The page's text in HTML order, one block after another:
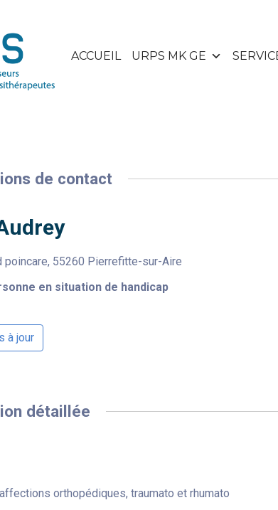
ACCUEIL URPS MK GE
de contact
poincare, 55260 Pierrefitte-sur-Aire
en situation de handicap
à jour
détaillée
orthopédiques, traumato et rhumato